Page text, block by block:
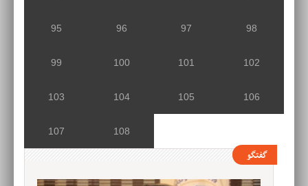
95 96 97 98
99 100 101 102
103 104 105 106
107 108
گفتگو